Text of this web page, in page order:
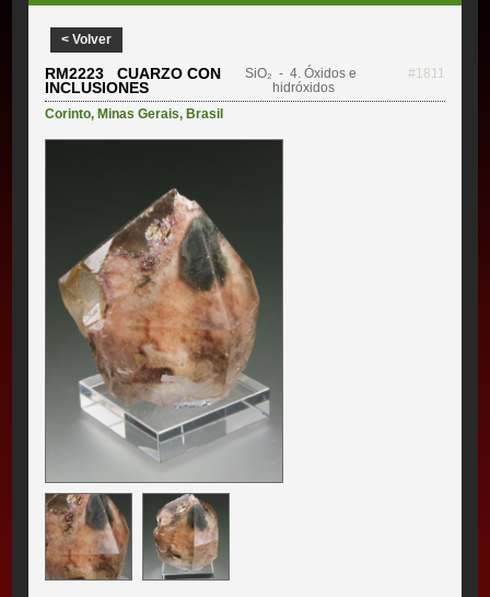
< Volver
RM2223 CUARZO CON
INCLUSIONES
SiO₂ - 4. Óxidos e
hidróxidos
#1811
Corinto, Minas Gerais, Brasil